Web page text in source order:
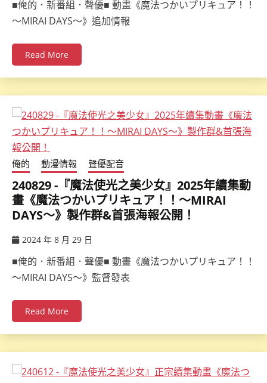
■俺的．新番組．聲優■ 動畫《魔法つかいプリキュア！！
～MIRAI DAYS～》追加情報
Read More
俺的 動漫情報 聲優配音
240829 -『魔法使光之美少女』2025年續集動
畫《魔法つかいプリキュア！！～MIRAI
DAYS～》製作群&首張海報公開！
2024 年 8 月 29 日
■俺的．新番組．聲優■ 動畫《魔法つかいプリキュア！！
～MIRAI DAYS～》監督發表
Read More